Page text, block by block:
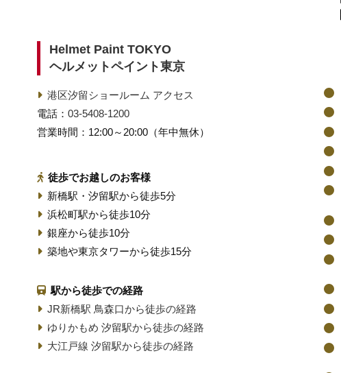
Helmet Paint TOKYO
ヘルメットペイント東京
港区汐留ショールーム アクセス
電話： 03-5408-1200
営業時間：12:00～20:00（年中無休）
徒歩でお越しのお客様
新橋駅・汐留駅から徒歩5分
浜松町駅から徒歩10分
銀座から徒歩10分
築地や東京タワーから徒歩15分
駅から徒歩での経路
JR新橋駅 鳥森口から徒歩の経路
ゆりかもめ 汐留駅から徒歩の経路
大江戸線 汐留駅から徒歩の経路